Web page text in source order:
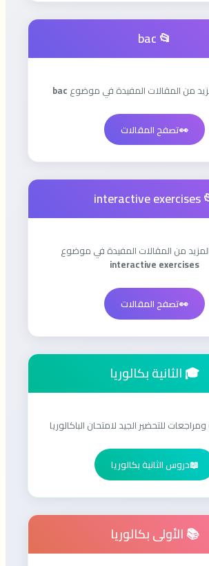
📂 bac
من المقالات المفيدة في موضوع bac
👀تصفح المقالات
📂
من المقالات المفيدة في موضوع
interactive exercises
👀تصفح المقالات
🎓 الثانية بكالوريا
للتحضير الجيد لامتحان الباكالوريا
📖دروس الثانية بكالوريا
📚 الأولى بكالوريا